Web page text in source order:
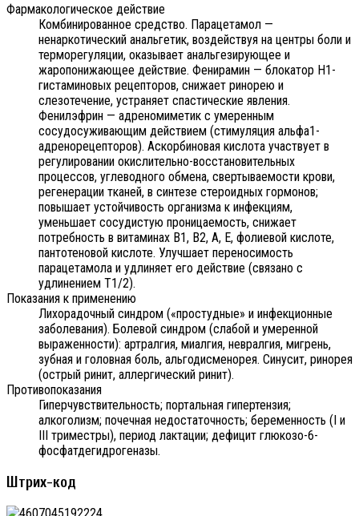
Фармакологическое действие
Комбинированное средство. Парацетамол —
ненаркотический анальгетик, воздействуя на центры боли и
терморегуляции, оказывает анальгезирующее и
жаропонижающее действие. Фенирамин — блокатор H1-
гистаминовых рецепторов, снижает ринорею и
слезотечение, устраняет спастические явления.
Фенилэфрин — адреномиметик с умеренным
сосудосуживающим действием (стимуляция альфа1-
адренорецепторов). Аскорбиновая кислота участвует в
регулировании окислительно-восстановительных
процессов, углеводного обмена, свертываемости крови,
регенерации тканей, в синтезе стероидных гормонов;
повышает устойчивость организма к инфекциям,
уменьшает сосудистую проницаемость, снижает
потребность в витаминах B1, B2, А, Е, фолиевой кислоте,
пантотеновой кислоте. Улучшает переносимость
парацетамола и удлиняет его действие (связано с
удлинением T1/2).
Показания к применению
Лихорадочный синдром («простудные» и инфекционные
заболевания). Болевой синдром (слабой и умеренной
выраженности): артралгия, миалгия, невралгия, мигрень,
зубная и головная боль, альгодисменорея. Синусит, ринорея
(острый ринит, аллергический ринит).
Противопоказания
Гиперчувствительность; портальная гипертензия;
алкоголизм; почечная недостаточность; беременность (I и
III триместры), период лактации; дефицит глюкозо-6-
фосфатдегидрогеназы.
Штрих-код